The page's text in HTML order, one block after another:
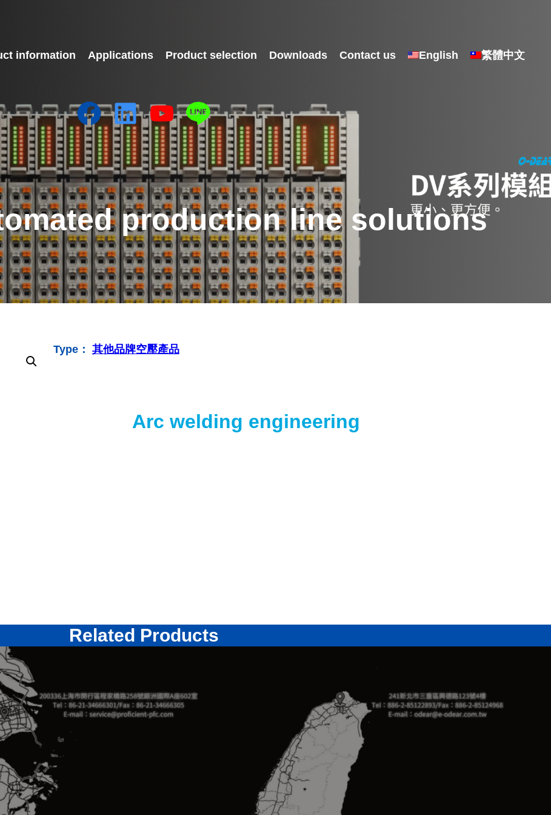
information Applications Product selection Downloads Contact us English 繁體中文
production line solutions
Type： 其他品牌空壓產品
Arc welding engineering
Related Products